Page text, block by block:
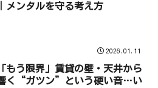
｜メンタルを守る考え方
2026.01.11
「もう限界」賃貸の壁・天井から
く“ガツン”という硬い音…い